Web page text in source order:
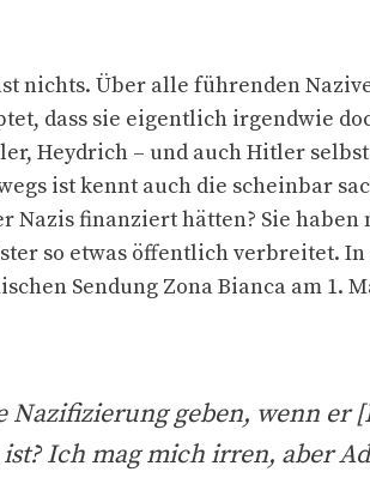
nichts. Über alle führenden
dass sie eigentlich irgendwie
Heydrich – und auch Hitler
ist kennt auch die scheinbar
Nazis finanziert hätten? Sie haben
so etwas öffentlich verbreitet.
Sendung Zona Bianca am 1.
Nazifizierung geben, wenn er
ist? Ich mag mich irren, aber